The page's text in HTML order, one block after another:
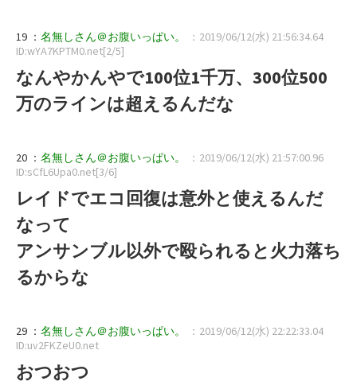
19 ： 名無しさん＠お腹いっぱい。
：2019/06/12(水) 21:56:34.64
ID:wYA7KPTM0.net[2/5]
なんやかんやで100位1千万、300位500
万のラインは超えるんだな
20 ： 名無しさん＠お腹いっぱい。
：2019/06/12(水) 21:57:00.96
ID:sCfL6Upa0.net[3/6]
レイドでエコ回復は意外と使えるんだ
なって
アンサンブル以外で殴られると火力落ち
るからな
29 ： 名無しさん＠お腹いっぱい。
：2019/06/12(水) 22:22:33.04
ID:uv2FKZeU0.net
おつおつ